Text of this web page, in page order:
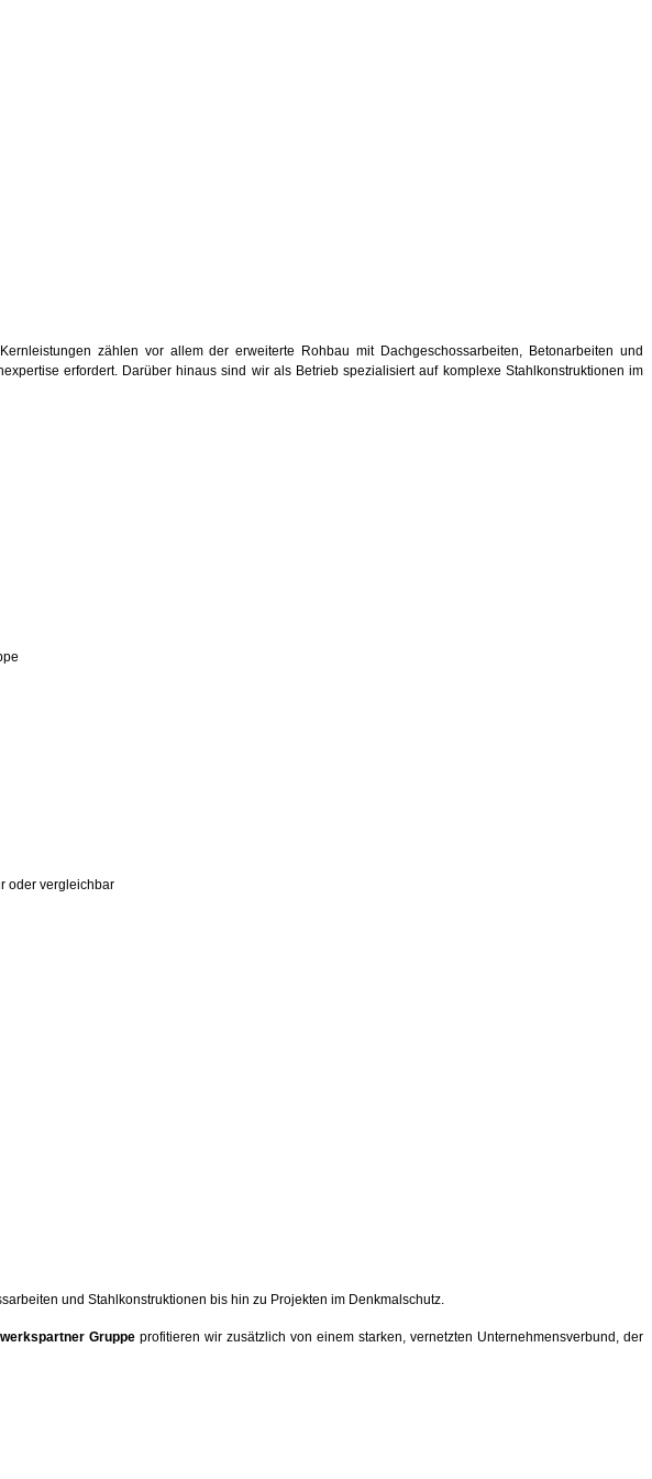
zählen vor allem der erweiterte Rohbau mit Dachgeschossarbeiten, Betonarbeiten und
erfordert. Darüber hinaus sind wir als Betrieb spezialisiert auf komplexe Stahlkonstruktionen im
oder vergleichbar
und Stahlkonstruktionen bis hin zu Projekten im Denkmalschutz.
Gruppe profitieren wir zusätzlich von einem starken, vernetzten Unternehmensverbund, der